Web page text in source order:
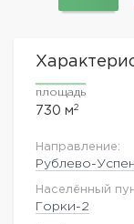
площадь
730 м2
Направление:
Рублево-
Населённый
Горки-2